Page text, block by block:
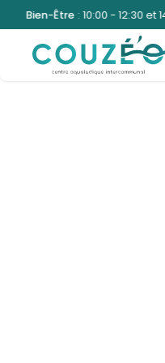
Être:10:00 - 12:30 et 14:00 -